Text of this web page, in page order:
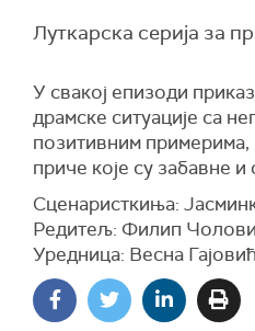
Луткарска серија за
У свакој епизоди
драмске ситуације са
позитивним примерима,
приче које су забавне
Сценаристкиња:
Редитељ: Филип
Уредница: Весна Гајовић